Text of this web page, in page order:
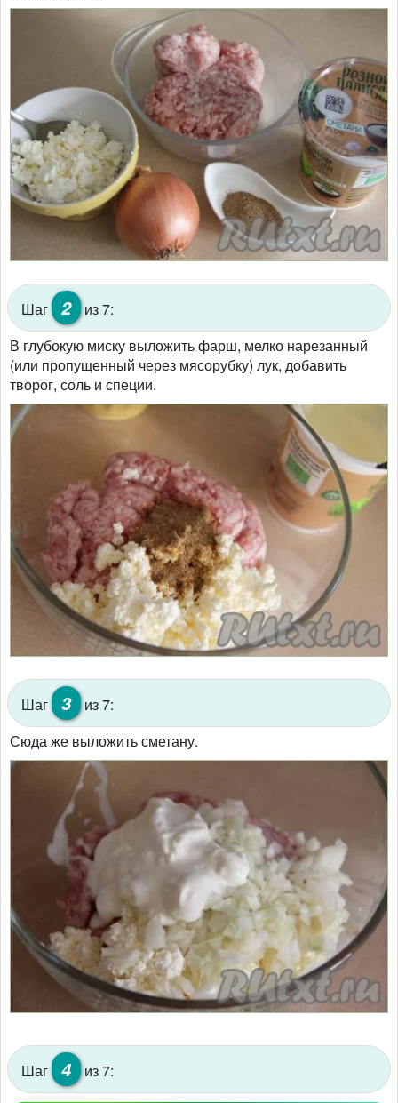
Шаг 2
из 7:
В глубокую миску выложить фарш, мелко нарезанный
(или пропущенный через мясорубку) лук, добавить
творог, соль и специи.
Шаг 3
из 7:
Сюда же выложить сметану.
Шаг 4 из 7: